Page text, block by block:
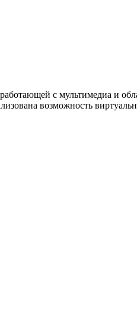
с мультимедиа и
возможность